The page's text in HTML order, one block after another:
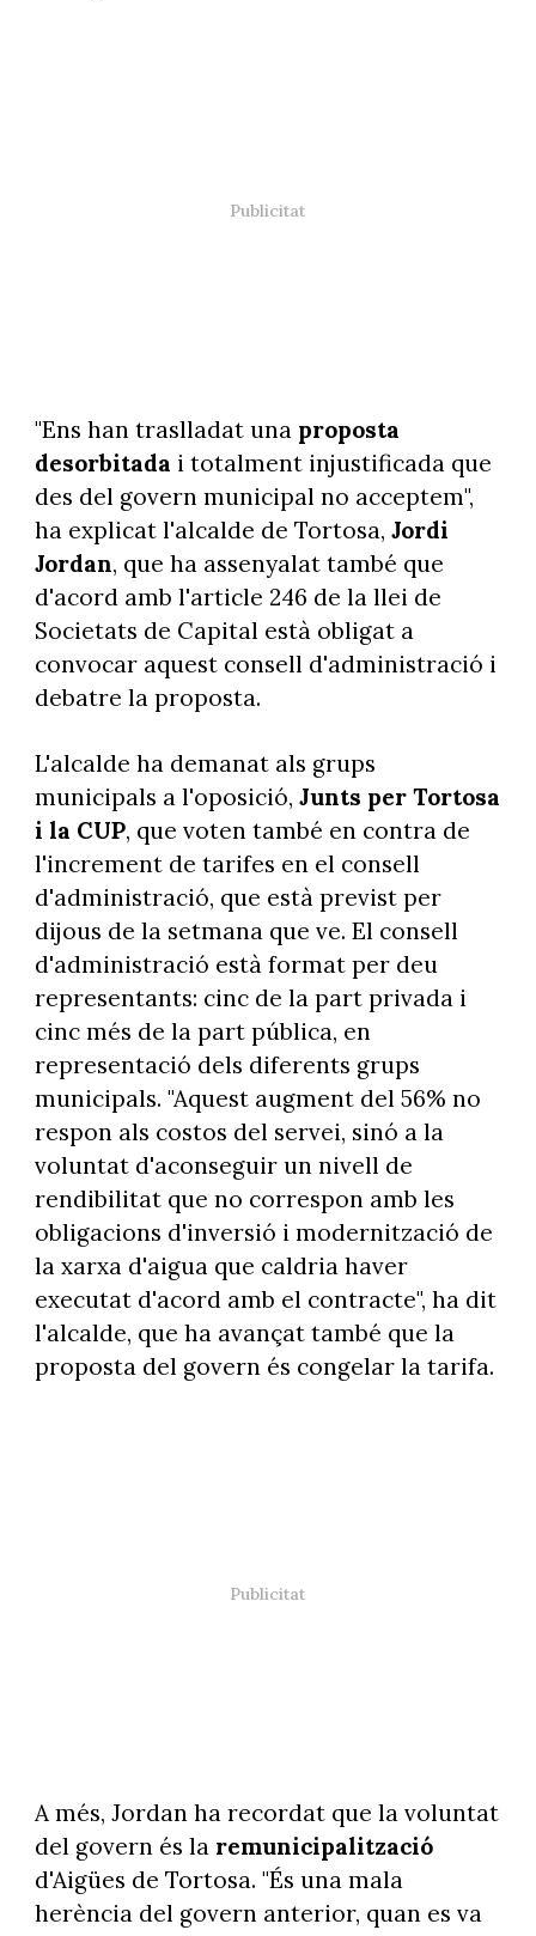
"Ens han traslladat una proposta
desorbitada i totalment injustificada que
des del govern municipal no acceptem",
ha explicat l'alcalde de Tortosa, Jordi
Jordan, que ha assenyalat també que
d'acord amb l'article 246 de la llei de
Societats de Capital està obligat a
convocar aquest consell d'administració i
debatre la proposta.
L'alcalde ha demanat als grups
municipals a l'oposició, Junts per Tortosa
i la CUP, que voten també en contra de
l'increment de tarifes en el consell
d'administració, que està previst per
dijous de la setmana que ve. El consell
d'administració està format per deu
representants: cinc de la part privada i
cinc més de la part pública, en
representació dels diferents grups
municipals. "Aquest augment del 56% no
respon als costos del servei, sinó a la
voluntat d'aconseguir un nivell de
rendibilitat que no correspon amb les
obligacions d'inversió i modernització de
la xarxa d'aigua que caldria haver
executat d'acord amb el contracte", ha dit
l'alcalde, que ha avançat també que la
proposta del govern és congelar la tarifa.
A més, Jordan ha recordat que la voluntat
del govern és la remunicipalització
d'Aigües de Tortosa. "És una mala
herència del govern anterior, quan es va